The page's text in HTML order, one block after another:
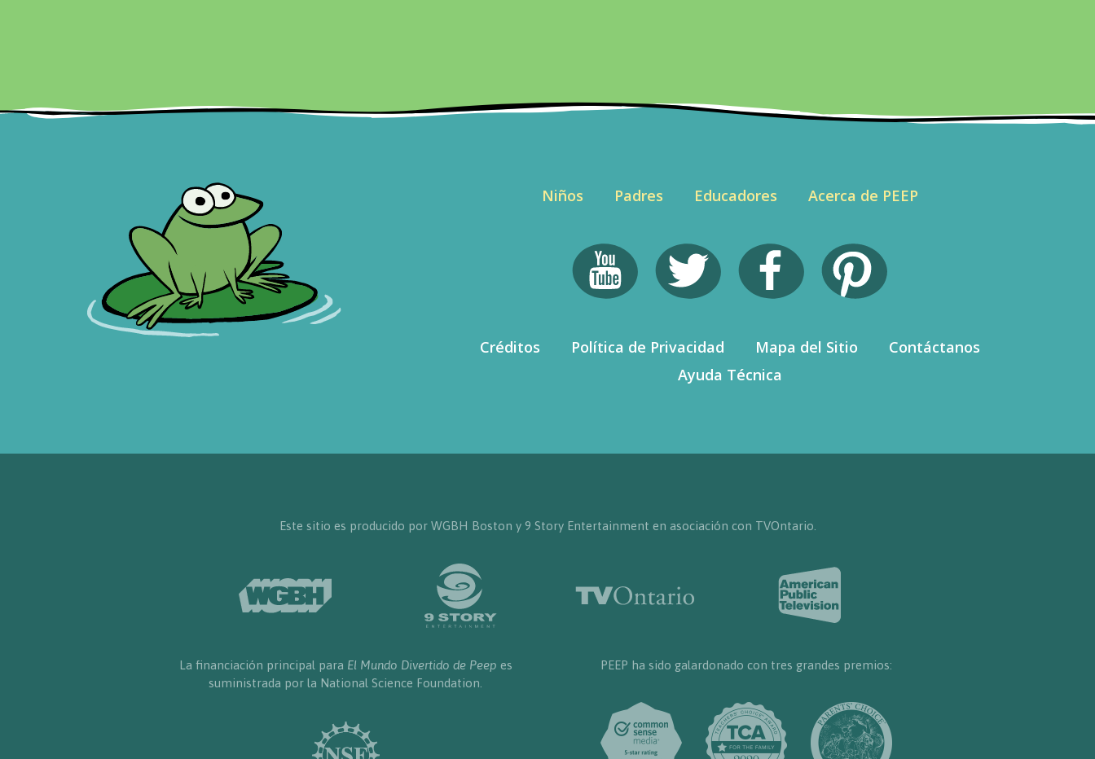
Niños Padres Educadores Acerca de PEEP
Créditos Política de Privacidad Mapa del Sitio
Contáctanos
Ayuda Técnica
Este sitio es producido por WGBH Boston y 9 Story Entertainment en asociación con TVOntario.
La financiación principal para El Mundo Divertido de Peep es
suministrada por la National Science Foundation.
PEEP ha sido galardonado con tres grandes premios: